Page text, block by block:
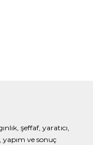
şeffaf, yaratıcı,
ve sonuç